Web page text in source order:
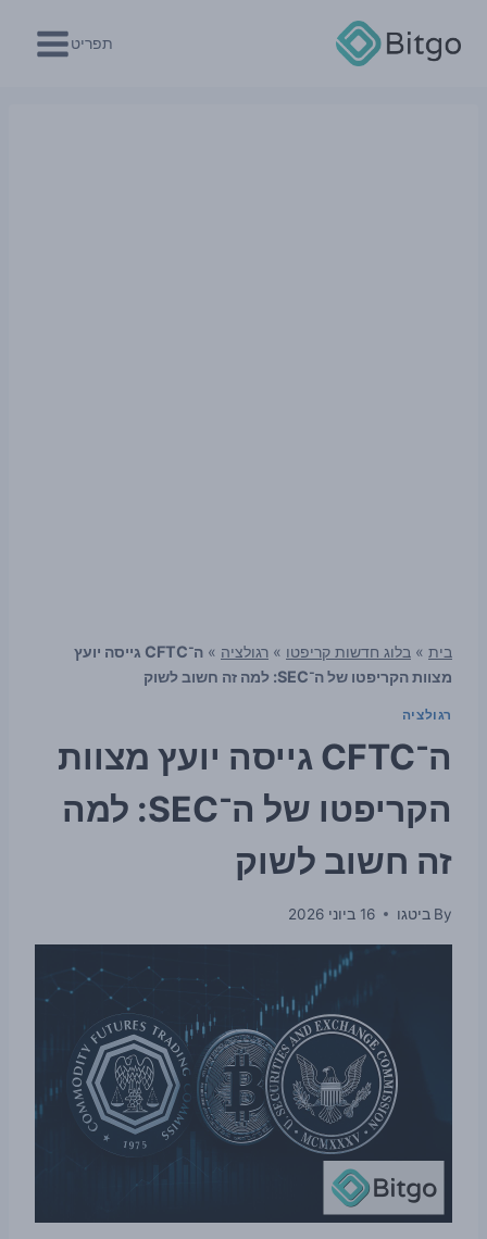
תפריט
בית » בלוג חדשות קריפטו » רגולציה »
ה־CFTC גייסה יועץ
מצוות הקריפטו של ה־SEC: למה זה חשוב לשוק
רגולציה
ה־CFTC גייסה יועץ מצוות
הקריפטו של ה־SEC: למה
זה חשוב לשוק
By ביטגו 16 ביוני 2026